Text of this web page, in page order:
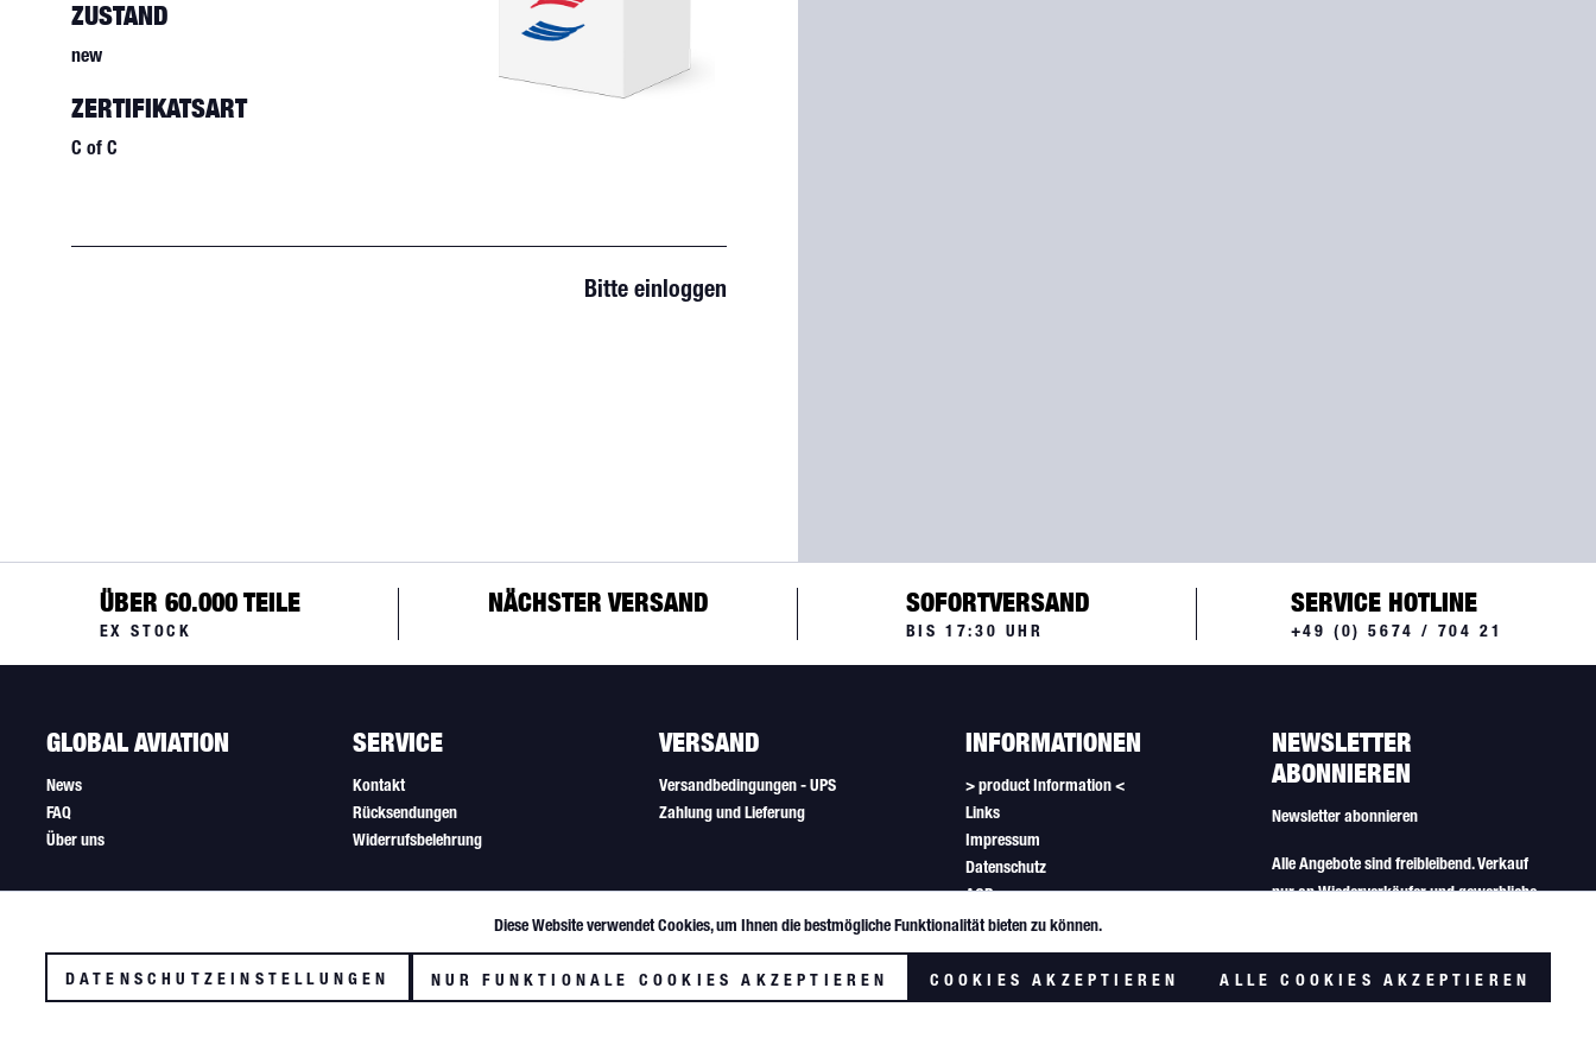
ZUSTAND
new
ZERTIFIKATSART
C of C
Bitte einloggen
ÜBER 60.000 TEILE
EX STOCK
NÄCHSTER VERSAND SOFORTVERSAND
BIS 17:30 UHR
SERVICE HOTLINE
+49 (0) 5674 / 704 21
GLOBAL AVIATION
News
FAQ
Über uns
SERVICE
Kontakt
Rücksendungen
Widerrufsbelehrung
VERSAND
Versandbedingungen - UPS
Zahlung und Lieferung
INFORMATIONEN
> product Information <
Links
Impressum
Datenschutz
AGB
Newsletter
Cookie-Einstellungen
NEWSLETTER
ABONNIEREN
Newsletter abonnieren
Alle Angebote sind freibleibend. Verkauf
nur an Wiederverkäufer und gewerbliche
Tracking
Diese Website verwendet Cookies, um Ihnen die bestmögliche Funktionalität bieten zu können.
DATENSCHUTZEINSTELLUNGEN NUR FUNKTIONALE COOKIES AKZEPTIEREN COOKIES AKZEPTIEREN ALLE COOKIES AKZEPTIEREN